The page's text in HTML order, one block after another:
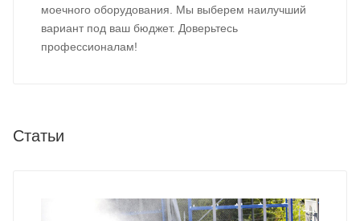
моечного оборудования. Мы выберем наилучший
вариант под ваш бюджет. Доверьтесь
профессионалам!
Статьи